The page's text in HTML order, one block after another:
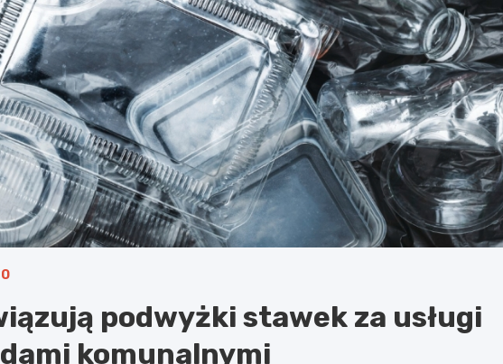
podwyżki stawek za usługi
komunalnymi